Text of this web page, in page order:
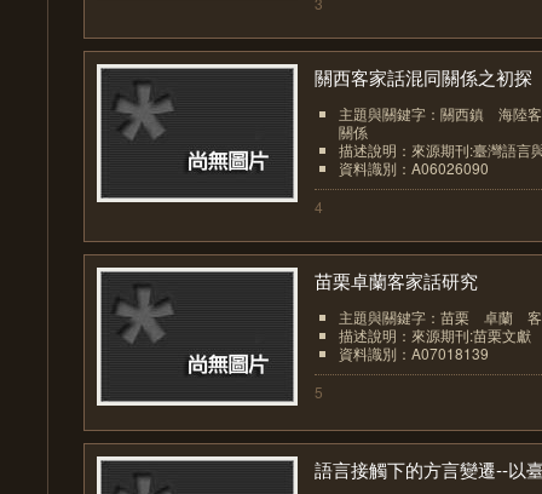
關西客家話混同關係之初探
主題與關鍵字：關西鎮 海陸
關係
描述說明：來源期刊:臺灣語言
資料識別：A06026090
4
苗栗卓蘭客家話研究
主題與關鍵字：苗栗 卓蘭
描述說明：來源期刊:苗栗文獻
資料識別：A07018139
5
語言接觸下的方言變遷--以